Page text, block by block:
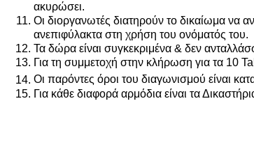
ακυρώσει.
Οι διοργανωτές διατηρούν το δικαίωμα να
ανεπιφύλακτα στη χρήση του ονόματός του.
Τα δώρα είναι συγκεκριμένα & δεν
Για τη συμμετοχή στην κλήρωση για τα 10
Οι παρόντες όροι του διαγωνισμού είναι
Για κάθε διαφορά αρμόδια είναι τα